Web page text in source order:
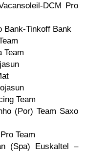
DCM Pro
Tinkoff Bank
Team
(Por) Team Saxo
Team
Euskaltel –